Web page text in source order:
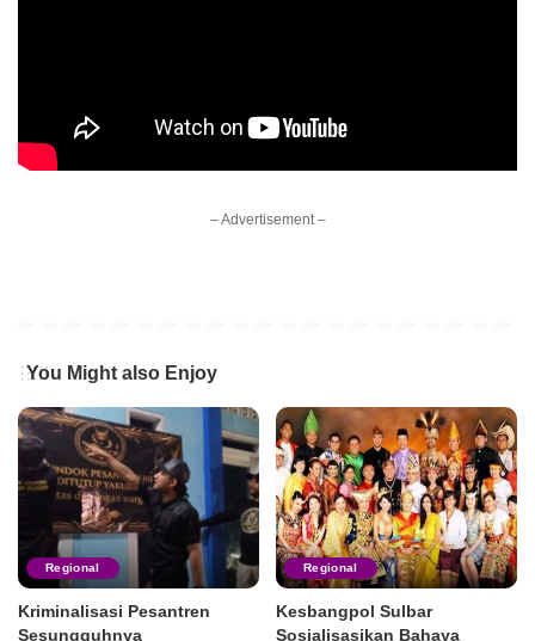
– Advertisement –
You Might also Enjoy
Regional
Kriminalisasi Pesantren
Sesungguhnya
Regional
Kesbangpol Sulbar
Sosialisasikan Bahaya